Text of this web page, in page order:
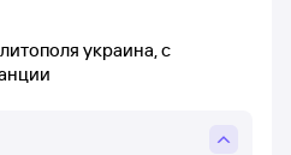
украина, с